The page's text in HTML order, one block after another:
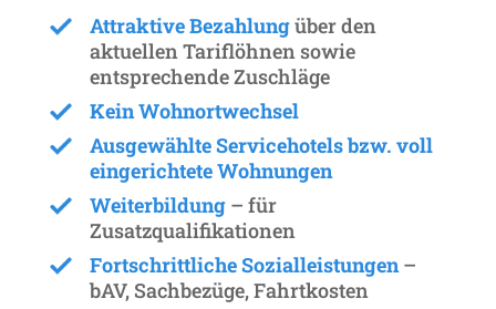
Attraktive Bezahlungüber den
aktuellen Tariflöhnen sowie
entsprechende Zuschläge
Kein Wohnortwechsel
Ausgewählte Servicehotels bzw. voll
eingerichtete Wohnungen
Weiterbildung– für
Zusatzqualifikationen
Fortschrittliche Sozialleistungen–
bAV, Sachbezüge, Fahrtkosten